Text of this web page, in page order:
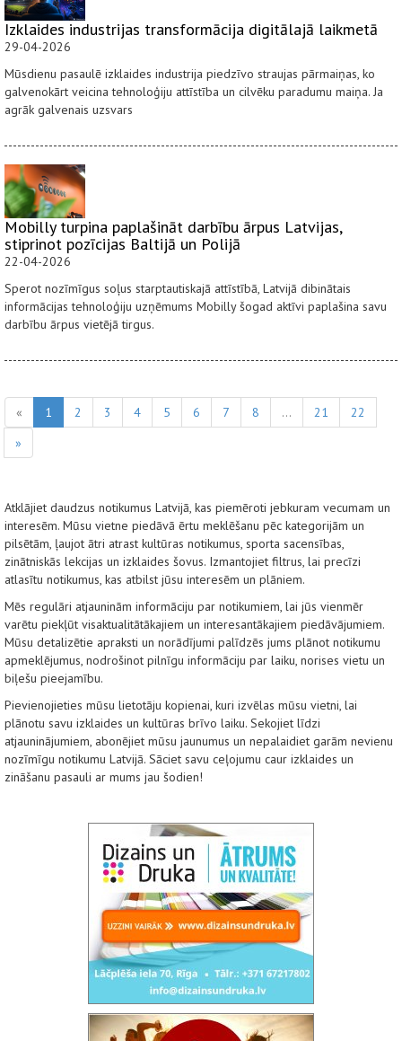
Izklaides industrijas transformācija digitālajā laikmetā
29-04-2026
Mūsdienu pasaulē izklaides industrija piedzīvo straujas pārmaiņas, ko
galvenokārt veicina tehnoloģiju attīstība un cilvēku paradumu maiņa. Ja
agrāk galvenais uzsvars
Mobilly turpina paplašināt darbību ārpus Latvijas,
stiprinot pozīcijas Baltijā un Polijā
22-04-2026
Sperot nozīmīgus soļus starptautiskajā attīstībā, Latvijā dibinātais
informācijas tehnoloģiju uzņēmums Mobilly šogad aktīvi paplašina savu
darbību ārpus vietējā tirgus.
« 1 2 3 4 5 6 7 8 ... 21
22
»
Atklājiet daudzus notikumus Latvijā, kas piemēroti jebkuram vecumam un
interesēm. Mūsu vietne piedāvā ērtu meklēšanu pēc kategorijām un
pilsētām, ļaujot ātri atrast kultūras notikumus, sporta sacensības,
zinātniskās lekcijas un izklaides šovus. Izmantojiet filtrus, lai precīzi
atlasītu notikumus, kas atbilst jūsu interesēm un plāniem.
Mēs regulāri atjauninām informāciju par notikumiem, lai jūs vienmēr
varētu piekļūt visaktualitātākajiem un interesantākajiem piedāvājumiem.
Mūsu detalizētie apraksti un norādījumi palīdzēs jums plānot notikumu
apmeklējumus, nodrošinot pilnīgu informāciju par laiku, norises vietu un
biļešu pieejamību.
Pievienojieties mūsu lietotāju kopienai, kuri izvēlas mūsu vietni, lai
plānotu savu izklaides un kultūras brīvo laiku. Sekojiet līdzi
atjauninājumiem, abonējiet mūsu jaunumus un nepalaidiet garām nevienu
nozīmīgu notikumu Latvijā. Sāciet savu ceļojumu caur izklaides un
zināšanu pasauli ar mums jau šodien!